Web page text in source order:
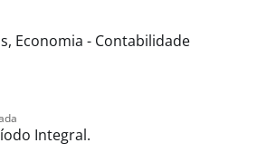
SAP.
Economia - Contabilidade
Integral.